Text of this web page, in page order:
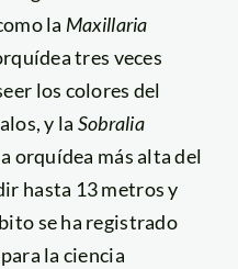
la Maxillaria
tres veces
los colores del
y la Sobralia
orquídea más alta del
hasta 13 metros y
se ha registrado
la ciencia